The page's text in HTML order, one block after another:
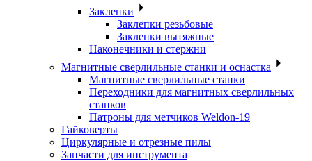
Заклепки
Заклепки резьбовые
Заклепки вытяжные
Наконечники и стержни
Магнитные сверлильные станки и оснастка
Магнитные сверлильные станки
Переходники для магнитных сверлильных
станков
Патроны для метчиков Weldon-19
Гайковерты
Циркулярные и отрезные пилы
Запчасти для инструмента